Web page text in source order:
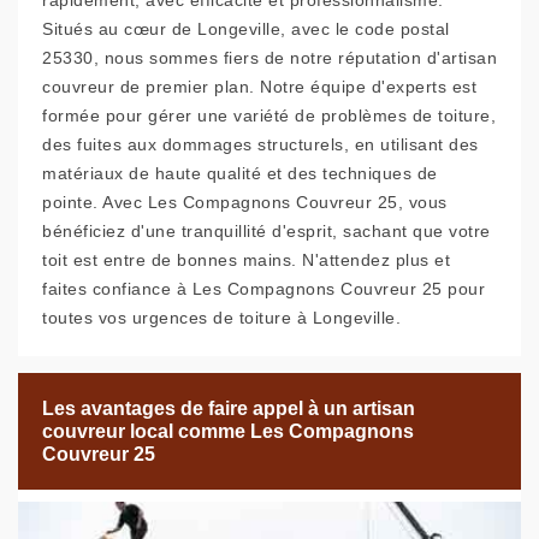
Situés au cœur de Longeville, avec le code postal
25330, nous sommes fiers de notre réputation d'artisan
couvreur de premier plan. Notre équipe d'experts est
formée pour gérer une variété de problèmes de toiture,
des fuites aux dommages structurels, en utilisant des
matériaux de haute qualité et des techniques de
pointe. Avec Les Compagnons Couvreur 25, vous
bénéficiez d'une tranquillité d'esprit, sachant que votre
toit est entre de bonnes mains. N'attendez plus et
faites confiance à Les Compagnons Couvreur 25 pour
toutes vos urgences de toiture à Longeville.
Les avantages de faire appel à un artisan
couvreur local comme Les Compagnons
Couvreur 25